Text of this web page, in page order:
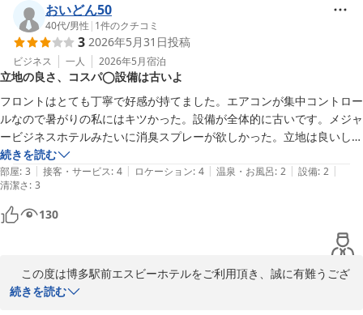
おいどん50
40代/男性 | 1件のクチコミ
3 2026年5月31日投稿
ビジネス 一人 2026年5月宿泊
立地の良さ、コスパ◯設備は古いよ
フロントはとても丁寧で好感が持てました。エアコンが集中コントロー
ルなので暑がりの私にはキツかった。設備が全体的に古いです。メジャ
ービジネスホテルみたいに消臭スプレーが欲しかった。立地は良いし、
値段は安いのでトータルで⭐︎3です。
続きを読む
部屋: 3 | 接客・サービス: 4 | ロケーション: 4 | 温泉・お風呂: 2 | 設備: 2 |
清潔さ: 3
130
この度は博多駅前エスビーホテルをご利用頂き、誠に有難うござ
います。
続きを読む